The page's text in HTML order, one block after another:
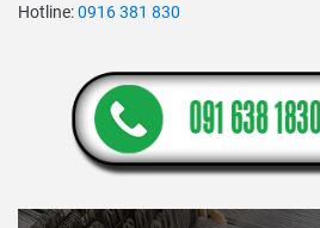
Hotline:0916 381 830